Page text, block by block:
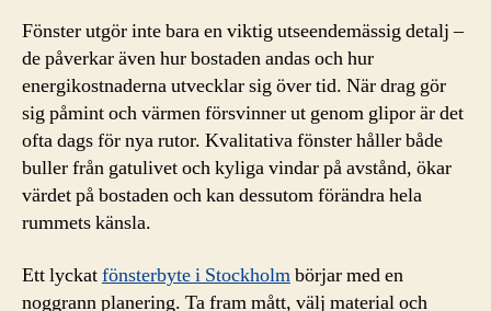
Fönster utgör inte bara en viktig utseendemässig detalj –
de påverkar även hur bostaden andas och hur
energikostnaderna utvecklar sig över tid. När drag gör
sig påmint och värmen försvinner ut genom glipor är det
ofta dags för nya rutor. Kvalitativa fönster håller både
buller från gatulivet och kyliga vindar på avstånd, ökar
värdet på bostaden och kan dessutom förändra hela
rummets känsla.
Ett lyckatfönsterbyte i Stockholmbörjar med en
noggrann planering. Ta fram mått, välj material och